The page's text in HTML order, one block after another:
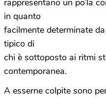
rappresentano un po’la
in quanto
facilmente determinate
tipico di
chi è sottoposto ai ritmi
contemporanea.
A esserne colpite sono